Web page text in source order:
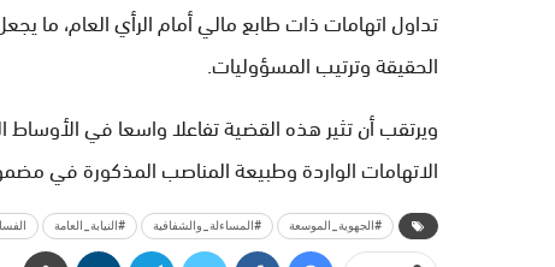
تداول اتهامات ذات طابع مالي أمام الرأي العام، ما
الحقيقة وترتيب المسؤوليات.
ويرتقب أن تثير هذه القضية تفاعلا واسعا في الأوساط
الاتهامات الواردة وطبيعة المناصب المذكورة في
#الجهوية_الموسعة #المساءلة_والشفافية #النيابة_العامة